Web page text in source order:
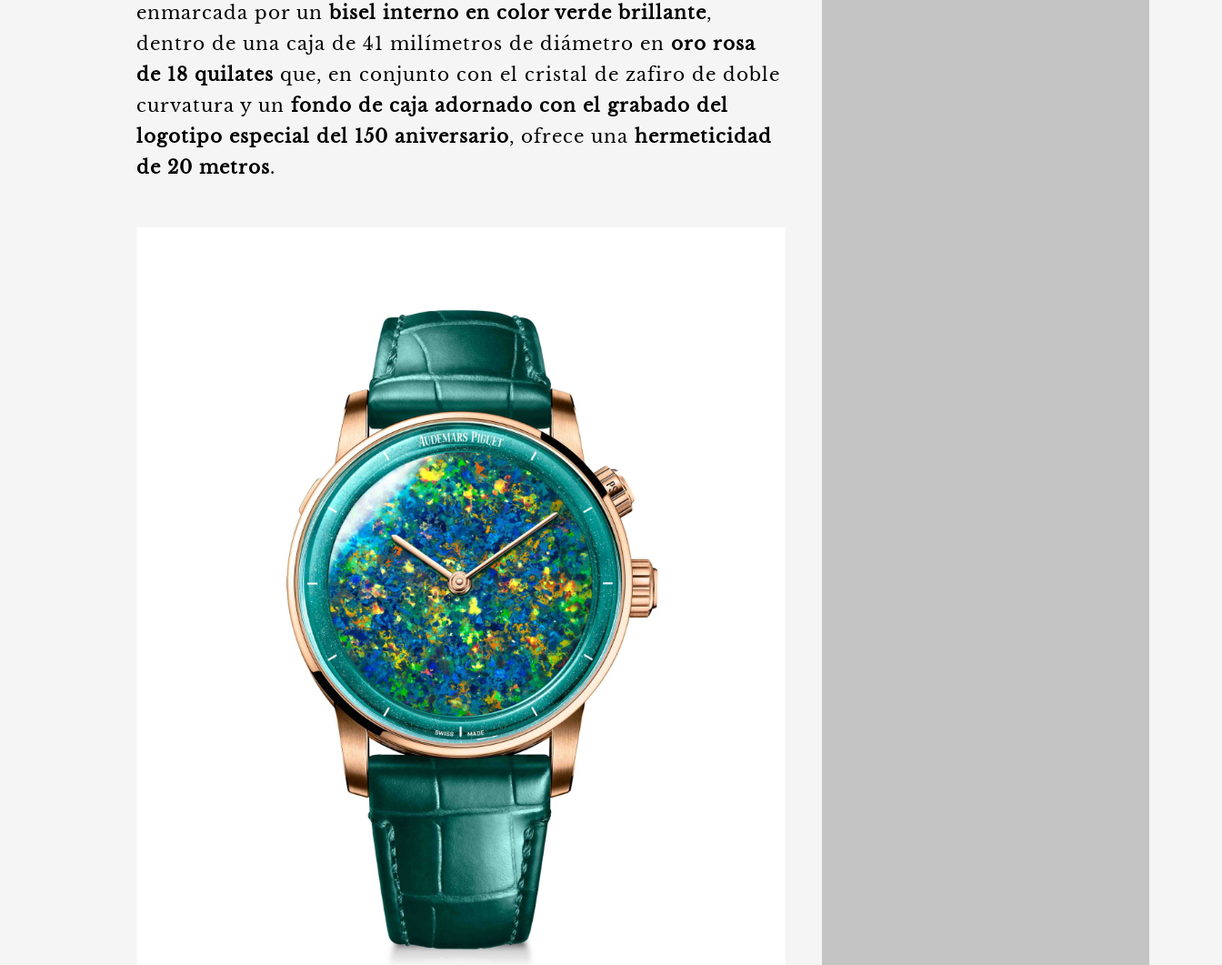
enmarcada por un bisel interno en color verde brillante,
dentro de una caja de 41 milímetros de diámetro en oro rosa
de 18 quilates que, en conjunto con el cristal de zafiro de doble
curvatura y un fondo de caja adornado con el grabado del
logotipo especial del 150 aniversario, ofrece una hermeticidad
de 20 metros.